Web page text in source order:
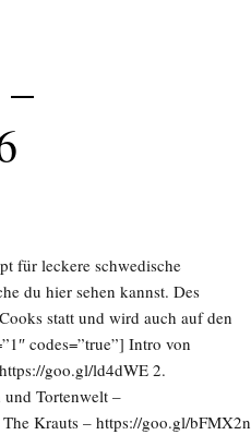
für leckere schwedische
du hier sehen kannst. Des
statt und wird auch auf den
codes=”true”] Intro von
goo.gl/ld4dWE 2.
Tortenwelt –
Krauts – https://goo.gl/bFMX2n